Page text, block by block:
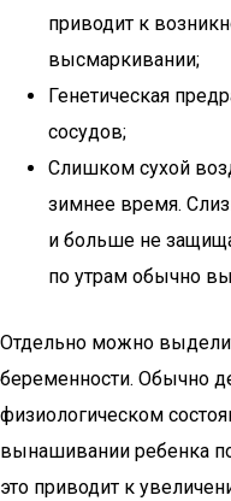
приводит к
высмаркивании;
Генетическая
сосудов;
Слишком сухой
зимнее время.
и больше не
по утрам обычно
Отдельно можно
беременности. Обычно
физиологическом
вынашивании ребенка
это приводит к